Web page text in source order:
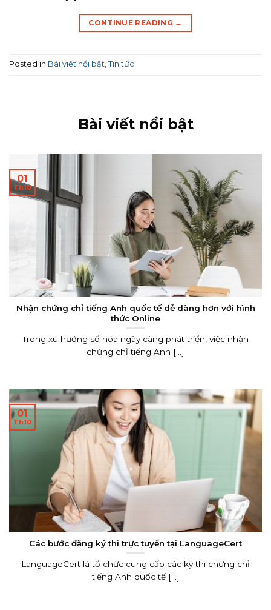
CONTINUE READING →
Posted in Bài viết nổi bật Tin tức
Bài viết nổi bật
Nhận chứng chỉ tiếng Anh quốc tế dễ dàng hơn với hình
thức Online
Trong xu hướng số hóa ngày càng phát triển, việc nhận
chứng chỉ tiếng Anh [...]
01
Th10
Các bước đăng ký thi trực tuyến tại LanguageCert
LanguageCert là tổ chức cung cấp các kỳ thi chứng chỉ
tiếng Anh quốc tế [...]
01
Th10